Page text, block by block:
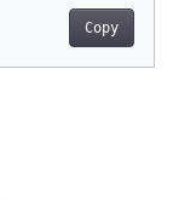
Copy